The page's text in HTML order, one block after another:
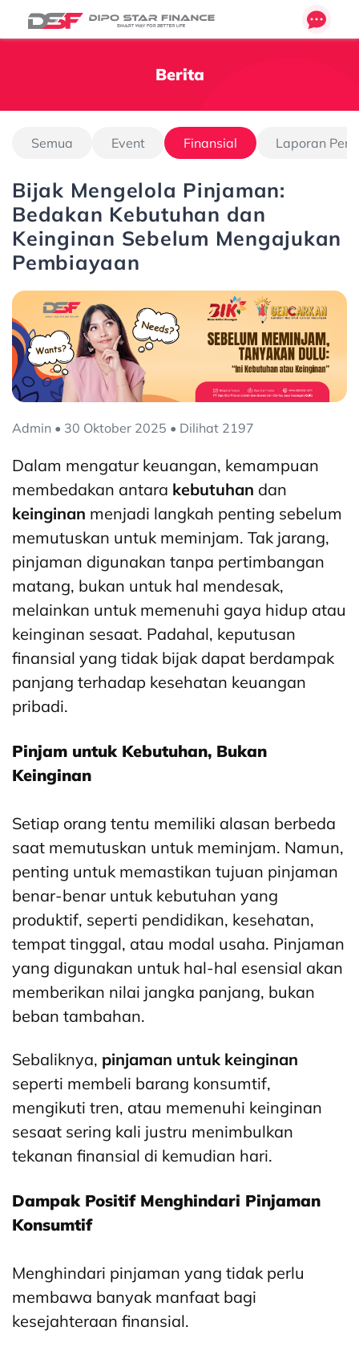
Berita
Semua Event Finansial Laporan
Bijak Mengelola Pinjaman:
Bedakan Kebutuhan dan
Keinginan Sebelum Mengajukan
Pembiayaan
Admin • 30 Oktober 2025 • Dilihat 2197
Dalam mengatur keuangan, kemampuan
membedakan antara kebutuhan dan
keinginan menjadi langkah penting sebelum
memutuskan untuk meminjam. Tak jarang,
pinjaman digunakan tanpa pertimbangan
matang, bukan untuk hal mendesak,
melainkan untuk memenuhi gaya hidup atau
keinginan sesaat. Padahal, keputusan
finansial yang tidak bijak dapat berdampak
panjang terhadap kesehatan keuangan
pribadi.
Pinjam untuk Kebutuhan, Bukan
Keinginan
Setiap orang tentu memiliki alasan berbeda
saat memutuskan untuk meminjam. Namun,
penting untuk memastikan tujuan pinjaman
benar-benar untuk kebutuhan yang
produktif, seperti pendidikan, kesehatan,
tempat tinggal, atau modal usaha. Pinjaman
yang digunakan untuk hal-hal esensial akan
memberikan nilai jangka panjang, bukan
beban tambahan.
Sebaliknya, pinjaman untuk keinginan
seperti membeli barang konsumtif,
mengikuti tren, atau memenuhi keinginan
sesaat sering kali justru menimbulkan
tekanan finansial di kemudian hari.
Dampak Positif Menghindari Pinjaman
Konsumtif
Menghindari pinjaman yang tidak perlu
membawa banyak manfaat bagi
kesejahteraan finansial.